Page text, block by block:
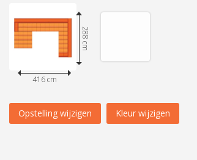
416 cm
288 cm
Opstelling wijzigen Kleur wijzigen